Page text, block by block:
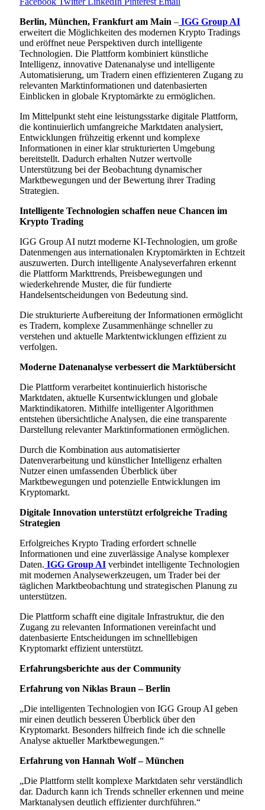
Berlin, München, Frankfurt am Main – IGG Group AI
erweitert die Möglichkeiten des modernen Krypto Tradings
und eröffnet neue Perspektiven durch intelligente
Technologien. Die Plattform kombiniert künstliche
Intelligenz, innovative Datenanalyse und intelligente
Automatisierung, um Tradern einen effizienteren Zugang zu
relevanten Marktinformationen und datenbasierten
Einblicken in globale Kryptomärkte zu ermöglichen.
Im Mittelpunkt steht eine leistungsstarke digitale Plattform,
die kontinuierlich umfangreiche Marktdaten analysiert,
Entwicklungen frühzeitig erkennt und komplexe
Informationen in einer klar strukturierten Umgebung
bereitstellt. Dadurch erhalten Nutzer wertvolle
Unterstützung bei der Beobachtung dynamischer
Marktbewegungen und der Bewertung ihrer Trading
Strategien.
Intelligente Technologien schaffen neue Chancen im
Krypto Trading
IGG Group AI nutzt moderne KI-Technologien, um große
Datenmengen aus internationalen Kryptomärkten in Echtzeit
auszuwerten. Durch intelligente Analyseverfahren erkennt
die Plattform Markttrends, Preisbewegungen und
wiederkehrende Muster, die für fundierte
Handelsentscheidungen von Bedeutung sind.
Die strukturierte Aufbereitung der Informationen ermöglicht
es Tradern, komplexe Zusammenhänge schneller zu
verstehen und aktuelle Marktentwicklungen effizient zu
verfolgen.
Moderne Datenanalyse verbessert die Marktübersicht
Die Plattform verarbeitet kontinuierlich historische
Marktdaten, aktuelle Kursentwicklungen und globale
Marktindikatoren. Mithilfe intelligenter Algorithmen
entstehen übersichtliche Analysen, die eine transparente
Darstellung relevanter Marktinformationen ermöglichen.
Durch die Kombination aus automatisierter
Datenverarbeitung und künstlicher Intelligenz erhalten
Nutzer einen umfassenden Überblick über
Marktbewegungen und potenzielle Entwicklungen im
Kryptomarkt.
Digitale Innovation unterstützt erfolgreiche Trading
Strategien
Erfolgreiches Krypto Trading erfordert schnelle
Informationen und eine zuverlässige Analyse komplexer
Daten. IGG Group AI verbindet intelligente Technologien
mit modernen Analysewerkzeugen, um Trader bei der
täglichen Marktbeobachtung und strategischen Planung zu
unterstützen.
Die Plattform schafft eine digitale Infrastruktur, die den
Zugang zu relevanten Informationen vereinfacht und
datenbasierte Entscheidungen im schnelllebigen
Kryptomarkt effizient unterstützt.
Erfahrungsberichte aus der Community
Erfahrung von Niklas Braun – Berlin
„Die intelligenten Technologien von IGG Group AI geben
mir einen deutlich besseren Überblick über den
Kryptomarkt. Besonders hilfreich finde ich die schnelle
Analyse aktueller Marktbewegungen.“
Erfahrung von Hannah Wolf – München
„Die Plattform stellt komplexe Marktdaten sehr verständlich
dar. Dadurch kann ich Trends schneller erkennen und meine
Marktanalysen deutlich effizienter durchführen.“